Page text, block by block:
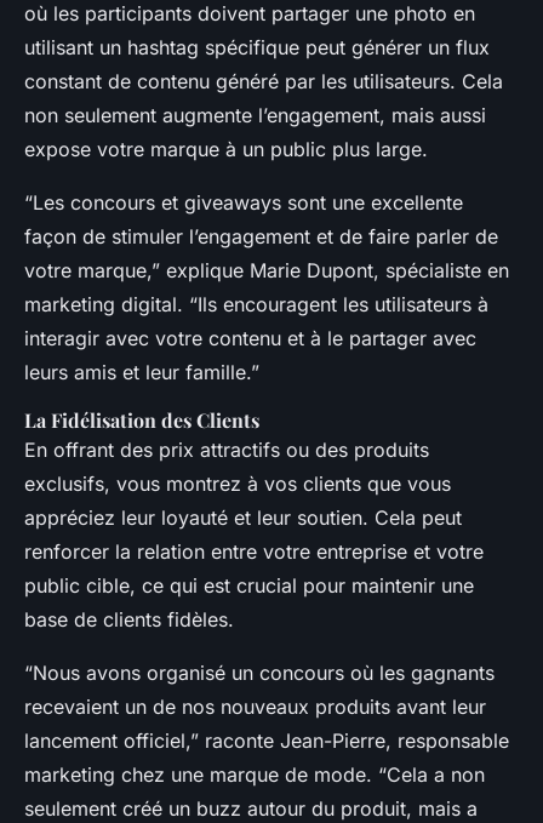
où les participants doivent partager une photo en
utilisant un hashtag spécifique peut générer un flux
constant de contenu généré par les utilisateurs. Cela
non seulement augmente l’engagement, mais aussi
expose votre marque à un public plus large.
“Les concours et giveaways sont une excellente
façon de stimuler l’engagement et de faire parler de
votre marque,” explique Marie Dupont, spécialiste en
marketing digital. “Ils encouragent les utilisateurs à
interagir avec votre contenu et à le partager avec
leurs amis et leur famille.”
La Fidélisation des Clients
En offrant des prix attractifs ou des produits
exclusifs, vous montrez à vos clients que vous
appréciez leur loyauté et leur soutien. Cela peut
renforcer la relation entre votre entreprise et votre
public cible, ce qui est crucial pour maintenir une
base de clients fidèles.
“Nous avons organisé un concours où les gagnants
recevaient un de nos nouveaux produits avant leur
lancement officiel,” raconte Jean-Pierre, responsable
marketing chez une marque de mode. “Cela a non
seulement créé un buzz autour du produit, mais a